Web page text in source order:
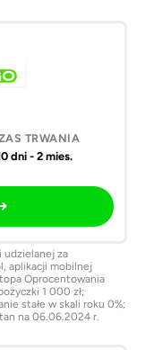
dni - 2 mies.
udzielanej za
aplikacji mobilnej
Oprocentowania
1 000 zł;
stałe w skali roku 0%;
na 06.06.2024 r.